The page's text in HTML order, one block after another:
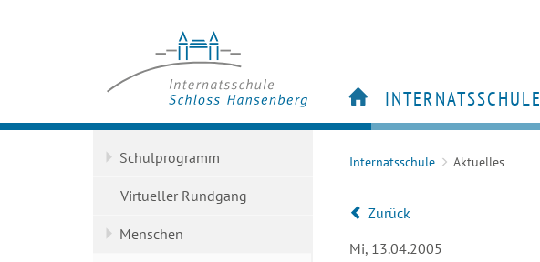
INTERNATSSCHULE
Virtueller Rundgang
Aktuelles
Zertifikate
Schulprogramm
Virtueller Rundgang
Menschen
Internatsschule Aktuelles
Zurück
Mi, 13.04.2005